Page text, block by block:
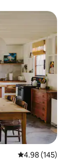
Calificación
4.98 (145)